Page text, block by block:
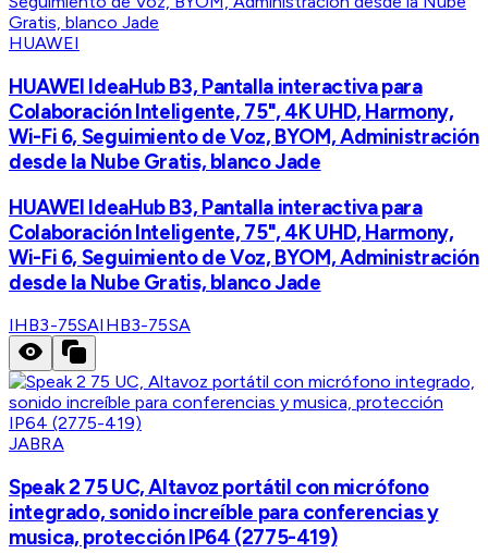
HUAWEI
HUAWEI IdeaHub B3, Pantalla interactiva para
Colaboración Inteligente, 75", 4K UHD, Harmony,
Wi-Fi 6, Seguimiento de Voz, BYOM, Administración
desde la Nube Gratis, blanco Jade
HUAWEI IdeaHub B3, Pantalla interactiva para
Colaboración Inteligente, 75", 4K UHD, Harmony,
Wi-Fi 6, Seguimiento de Voz, BYOM, Administración
desde la Nube Gratis, blanco Jade
IHB3-75SAIHB3-75SA
JABRA
Speak 2 75 UC, Altavoz portátil con micrófono
integrado, sonido increíble para conferencias y
musica, protección IP64 (2775-419)